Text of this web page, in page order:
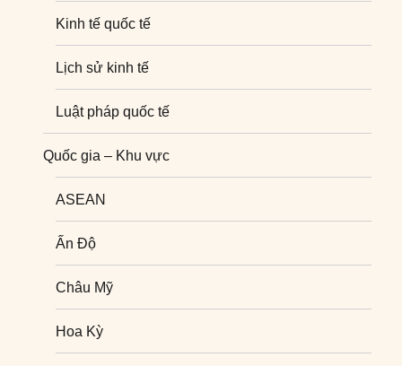
Kinh tế quốc tế
Lịch sử kinh tế
Luật pháp quốc tế
Quốc gia – Khu vực
ASEAN
Ấn Độ
Châu Mỹ
Hoa Kỳ